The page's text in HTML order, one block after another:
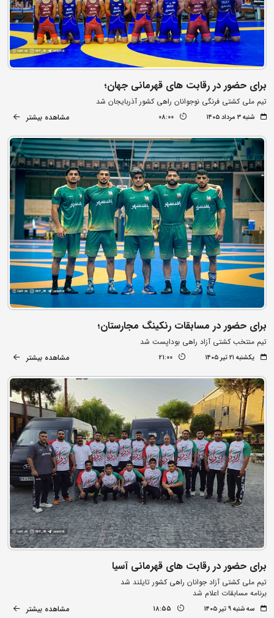
برای حضور در رقابت های قهرمانی جهان؛
تیم ملی کشتی فرنگی نوجوانان راهی کشور آذربایجان شد
شنبه ۳ مرداد ۱۴۰۵ 08:00 مشاهده بیشتر
برای حضور در مسابقات رنکینگ مجارستان؛
تیم منتخب کشتی آزاد راهی بوداپست شد
یکشنبه ۲۱ تیر ۱۴۰۵ 21:00 مشاهده بیشتر
برای حضور در رقابت های قهرمانی آسیا
تیم ملی کشتی آزاد جوانان راهی کشور تایلند شد
برنامه مسابقات اعلام شد
سه شنبه ۹ تیر ۱۴۰۵ 18:55 مشاهده بیشتر